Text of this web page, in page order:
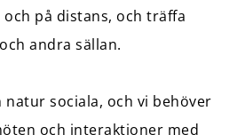
på distans, och träffa
andra sällan.
sociala, och vi behöver
och interaktioner med